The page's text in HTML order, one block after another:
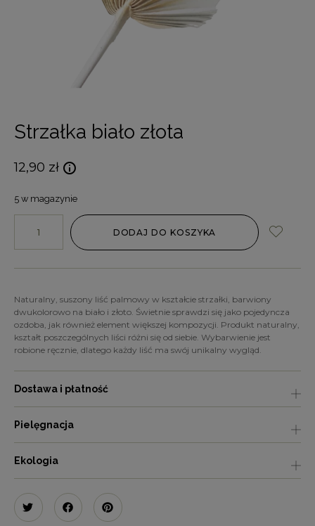
Strzałka biało złota
12,90 zł
5 w magazynie
DODAJ DO KOSZYKA
Naturalny, suszony liść palmowy w kształcie strzałki, barwiony
dwukolorowo na biało i złoto. Świetnie sprawdzi się jako pojedyncza
ozdoba, jak również element większej kompozycji. Produkt naturalny,
kształt poszczególnych liści różni się od siebie. Wybarwienie jest
robione ręcznie, dlatego każdy liść ma swój unikalny wygląd.
Dostawa i płatność
Pielęgnacja
Ekologia